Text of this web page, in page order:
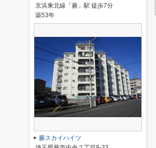
京浜東北線「蕨」駅 徒歩7分
築53年
蕨スカイハイツ